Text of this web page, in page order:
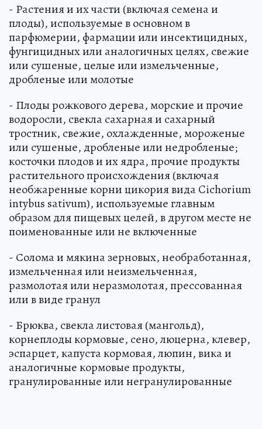
- Растения и их части (включая семена и
плоды), используемые в основном в
парфюмерии, фармации или инсектицидных,
фунгицидных или аналогичных целях, свежие
или сушеные, целые или измельченные,
дробленые или молотые
- Плоды рожкового дерева, морские и прочие
водоросли, свекла сахарная и сахарный
тростник, свежие, охлажденные, мороженые
или сушеные, дробленые или недробленые;
косточки плодов и их ядра, прочие продукты
растительного происхождения (включая
необжаренные корни цикория вида Cichorium
intybus sativum), используемые главным
образом для пищевых целей, в другом месте не
поименованные или не включенные
- Солома и мякина зерновых, необработанная,
измельченная или неизмельченная,
размолотая или неразмолотая, прессованная
или в виде гранул
- Брюква, свекла листовая (мангольд),
корнеплоды кормовые, сено, люцерна, клевер,
эспарцет, капуста кормовая, люпин, вика и
аналогичные кормовые продукты,
гранулированные или негранулированные